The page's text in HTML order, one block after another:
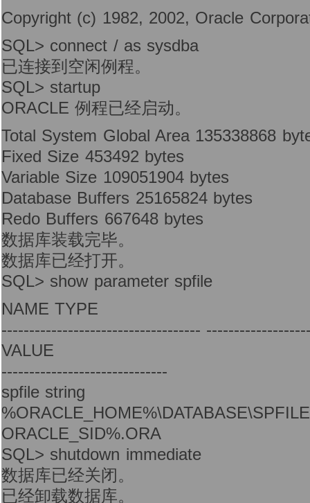
Copyright (c) 1982, 2002, Oracle
SQL> connect / as sysdba
已连接到空闲例程。
SQL> startup
ORACLE 例程已经启动。
Total System Global Area 135338868
Fixed Size 453492 bytes
Variable Size 109051904 bytes
Database Buffers 25165824 bytes
Redo Buffers 667648 bytes
数据库装载完毕。
数据库已经打开。
SQL> show parameter spfile
NAME TYPE
------------------------------------
VALUE
------------------------------
spfile string
ORACLE_SID%.ORA
SQL> shutdown immediate
数据库已经关闭。
已经卸载数据库。